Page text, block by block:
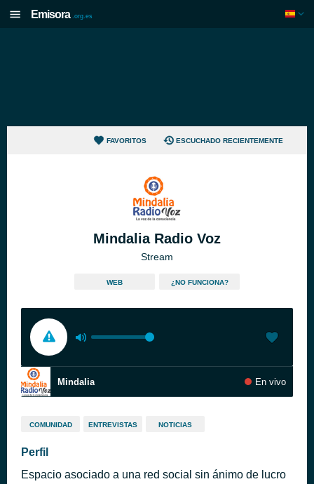
Emisora .org.es
FAVORITOS ESCUCHADO RECIENTEMENTE
Mindalia Radio Voz
Stream
WEB ¿NO FUNCIONA?
Mindalia En vivo
COMUNIDAD ENTREVISTAS NOTICIAS
Perfil
Espacio asociado a una red social sin ánimo de lucro